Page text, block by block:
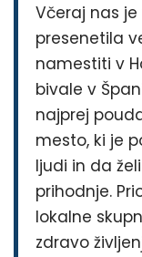
Včeraj nas
presenetila
namestiti v
bivale v
najprej
mesto, ki je
ljudi in da
prihodnje.
lokalne
zdravo